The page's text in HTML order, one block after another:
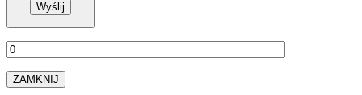
ZAMKNIJ